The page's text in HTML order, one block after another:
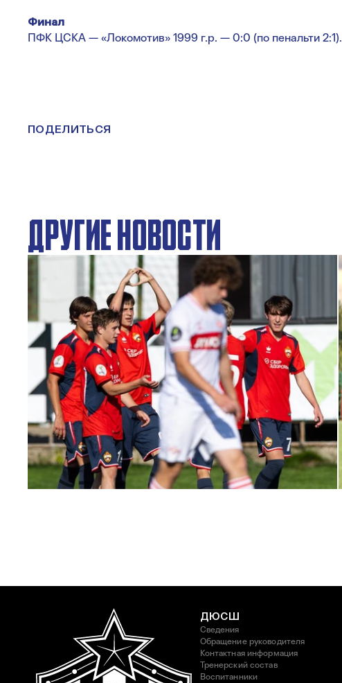
Финал
ПФК ЦСКА — «Локомотив» 1999 г.р. — 0:0 (по пенальти 2:1).
ПОДЕЛИТЬСЯ
ДРУГИЕ НОВОСТИ
ЮФЛ: Московское дерби на «Октябре»
3 АВГУСТА 2026 14:15
ДЮСШ
Сведения
Обращение руководителя
Контактная информация
Тренерский состав
Воспитанники